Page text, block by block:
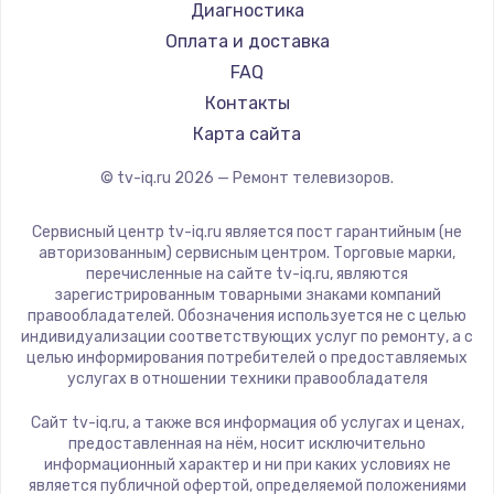
Замена видеокарты
1600 руб.
Заказать
Ремонт разъема питания
880 руб.
Заказать
Замена видеочипа
2745 руб.
Заказать
2600 руб.
Заказать
Hyundai
Doffler
Hiper
Grundig
HITACHI
Yandex
National
iFFALCON
Tuvio
Nord
BenQ
Диагностика
Оплата и доставка
FAQ
Контакты
Карта сайта
© tv-iq.ru 2026 — Ремонт телевизоров.
Сервисный центр tv-iq.ru является пост гарантийным (не
авторизованным) сервисным центром. Торговые марки,
перечисленные на сайте tv-iq.ru, являются
зарегистрированным товарными знаками компаний
правообладателей. Обозначения используется не с целью
индивидуализации соответствующих услуг по ремонту, а с
целью информирования потребителей о предоставляемых
услугах в отношении техники правообладателя
Сайт tv-iq.ru, а также вся информация об услугах и ценах,
предоставленная на нём, носит исключительно
информационный характер и ни при каких условиях не
является публичной офертой, определяемой положениями